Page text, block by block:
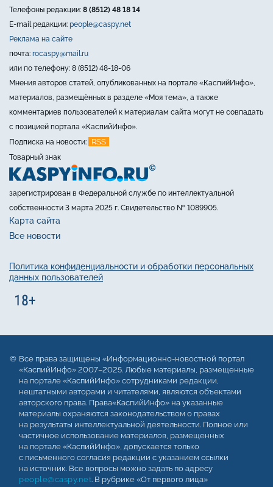
Телефоны редакции: 8 (8512) 48 18 14
E-mail редакции: people@caspy.net
Реклама на сайте
почта: rocaspy@mail.ru
или по телефону: 8 (8512) 48-18-06
Мнения авторов статей, опубликованных на портале «КаспийИнфо»,
материалов, размещённых в разделе «Моя тема», а также
комментариев пользователей к материалам сайта могут не совпадать
с позицией портала «КаспийИнфо».
Подписка на новости:
RSS
Товарный знак
зарегистрирован в Федеральной службе по интеллектуальной
собственности 3 марта 2025 г. Свидетельство № 1089905.
Карта сайта
Все новости
Политика конфиденциальности и обработки персональных
данных пользователей
Все права защищены «Информационно-новостной портал
«КаспийИнфо» 2007–2025. Любые материалы, размещенные
на портале «КаспийИнфо» сотрудниками редакции,
нештатными авторами и читателями, являются объектами
авторского права. Права«КаспийИнфо» на указанные
материалы охраняются законодательством о правах
на результаты интеллектуальной деятельности. Полное или
частичное использование материалов, размещенных
на портале «КаспийИнфо», допускается только
с письменного согласия редакции с указанием ссылки
на источник. Все вопросы можно задать по адресу
people@caspy.net. В рубрике «От первого лица»